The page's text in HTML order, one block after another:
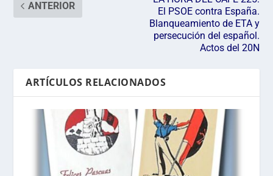
ANTERIOR
El PSOE contra España.
Blanqueamiento de ETA y
persecución del español.
Actos del 20N
ARTÍCULOS RELACIONADOS